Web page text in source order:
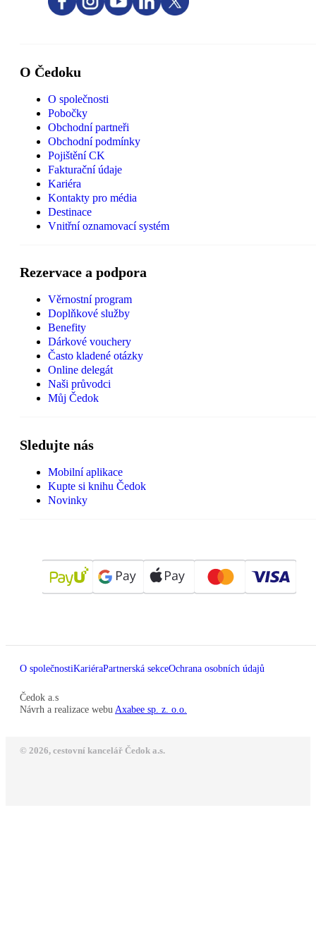
O Čedoku
O společnosti
Pobočky
Obchodní partneři
Obchodní podmínky
Pojištění CK
Fakturační údaje
Kariéra
Kontakty pro média
Destinace
Vnitřní oznamovací systém
Rezervace a podpora
Věrnostní program
Doplňkové služby
Benefity
Dárkové vouchery
Často kladené otázky
Online delegát
Naši průvodci
Můj Čedok
Sledujte nás
Mobilní aplikace
Kupte si knihu Čedok
Novinky
O společnostiKariéraPartnerská sekceOchrana osobních údajů
Čedok a.s
Návrh a realizace webu Axabee sp. z. o.o.
© 2026, cestovní kancelář Čedok a.s.